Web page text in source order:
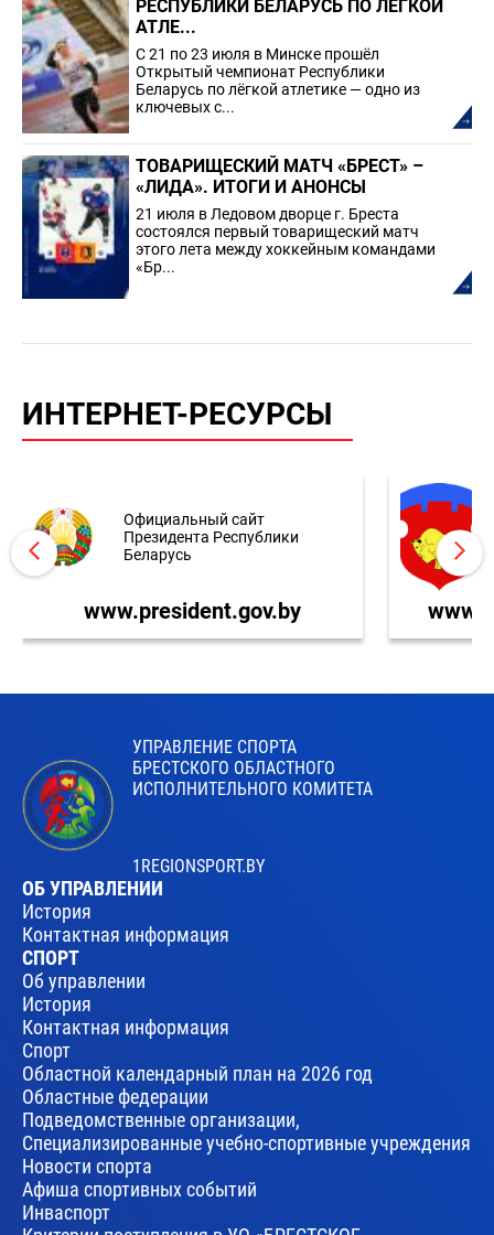
РЕСПУБЛИКИ БЕЛАРУСЬ ПО ЛЁГКОЙ
АТЛЕ...
С 21 по 23 июля в Минске прошёл
Открытый чемпионат Республики
Беларусь по лёгкой атлетике — одно из
ключевых с...
ТОВАРИЩЕСКИЙ МАТЧ «БРЕСТ» –
«ЛИДА». ИТОГИ И АНОНСЫ
21 июля в Ледовом дворце г. Бреста
состоялся первый товарищеский матч
этого лета между хоккейным командами
«Бр...
ИНТЕРНЕТ-РЕСУРСЫ
Официальный сайт
Президента Республики
Беларусь
www.president.gov.by
УПРАВЛЕНИЕ СПОРТА
БРЕСТСКОГО ОБЛАСТНОГО
ИСПОЛНИТЕЛЬНОГО КОМИТЕТА
1REGIONSPORT.BY
ОБ УПРАВЛЕНИИ
История
Контактная информация
СПОРТ
Об управлении
История
Контактная информация
Спорт
Областной календарный план на 2026 год
Областные федерации
Подведомственные организации,
Специализированные учебно-спортивные учреждения
Новости спорта
Афиша спортивных событий
Инваспорт